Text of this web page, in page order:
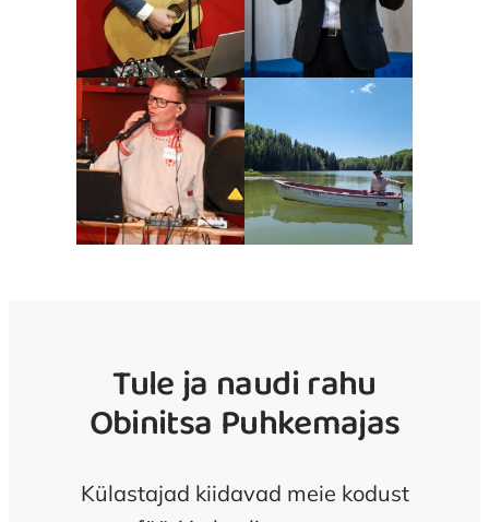
Tule ja naudi rahu
Obinitsa Puhkemajas
Külastajad kiidavad meie kodust